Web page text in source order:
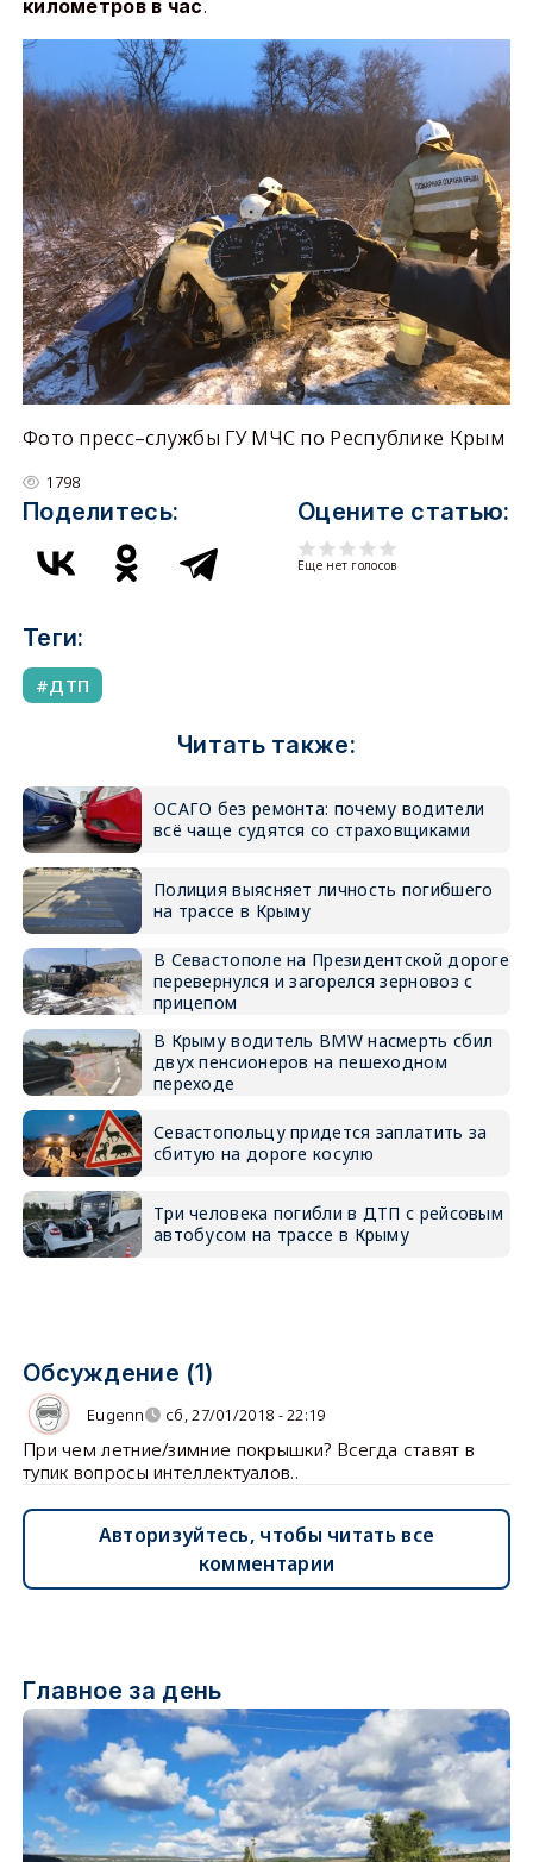
километров в час.
Фото пресс–службы ГУ МЧС по Республике Крым
1798
Поделитесь: Оцените статью:
Еще нет голосов
Теги:
ДТП
Читать также:
ОСАГО без ремонта: почему водители
всё чаще судятся со страховщиками
Полиция выясняет личность погибшего
на трассе в Крыму
В Севастополе на Президентской дороге
перевернулся и загорелся зерновоз с
прицепом
В Крыму водитель BMW насмерть сбил
двух пенсионеров на пешеходном
переходе
Севастопольцу придется заплатить за
сбитую на дороге косулю
Три человека погибли в ДТП с рейсовым
автобусом на трассе в Крыму
Обсуждение (1)
Eugenn сб, 27/01/2018 - 22:19
При чем летние/зимние покрышки? Всегда ставят в
тупик вопросы интеллектуалов..
Авторизуйтесь, чтобы читать все
комментарии
Главное за день